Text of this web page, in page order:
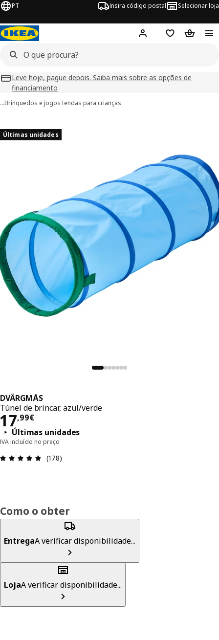
PT Insira código postal Selecionar loja
Hej! Inicie sessão
FavoritosCesto de
Leve hoje, pague depois. Saiba mais sobre as opções de
financiamento
…Brinquedos e jogosTendas para crianças
Últimas unidades
DVÄRGMÅS
Túnel de brincar, azul/verde
17,99€
Preço 17,99€
Últimas unidades
IVA incluído no preço
Avaliações: 4.8 de 5 estrelas. Total de
(178)
Como o obter
EntregaA verificar disponibilidade...
LojaA verificar disponibilidade...